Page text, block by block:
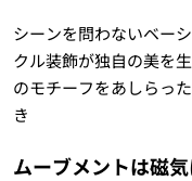
シーンを問わないベー
クル装飾が独自の美を
のモチーフをあしらっ
き
ムーブメントは磁気